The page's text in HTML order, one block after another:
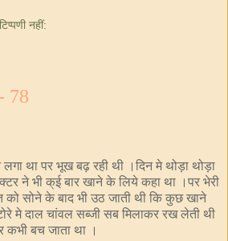
नहीं:
78
लगा था पर भूख बढ़ रही थी ।दिन मे थोड़ा थोड़ा
ने भी क्ई बार खाने के लिये कहा था ।पर भेरी
सोने के बाद भी उठ जाती थी कि कुछ खाने
मे दाल चांवल सब्जी सब मिलाकर रख लेती थी
कभी बच जाता था ।